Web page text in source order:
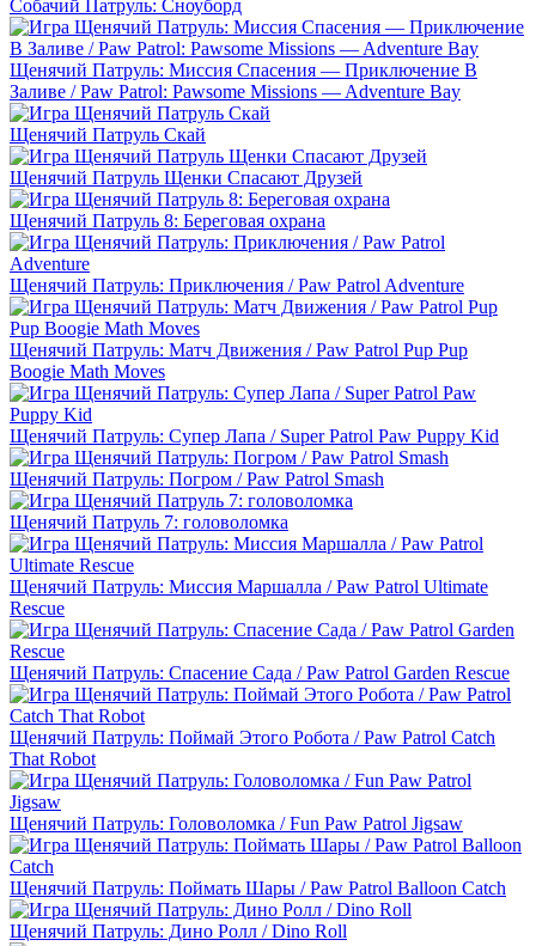
Собачий Патруль: Сноуборд
Щенячий Патруль: Миссия Спасения — Приключение В
Заливе / Paw Patrol: Pawsome Missions — Adventure Bay
Щенячий Патруль Скай
Щенячий Патруль Щенки Спасают Друзей
Щенячий Патруль 8: Береговая охрана
Щенячий Патруль: Приключения / Paw Patrol Adventure
Щенячий Патруль: Матч Движения / Paw Patrol Pup Pup
Boogie Math Moves
Щенячий Патруль: Супер Лапа / Super Patrol Paw Puppy Kid
Щенячий Патруль: Погром / Paw Patrol Smash
Щенячий Патруль 7: головоломка
Щенячий Патруль: Миссия Маршалла / Paw Patrol Ultimate
Rescue
Щенячий Патруль: Спасение Сада / Paw Patrol Garden Rescue
Щенячий Патруль: Поймай Этого Робота / Paw Patrol Catch
That Robot
Щенячий Патруль: Головоломка / Fun Paw Patrol Jigsaw
Щенячий Патруль: Поймать Шары / Paw Patrol Balloon Catch
Щенячий Патруль: Дино Ролл / Dino Roll